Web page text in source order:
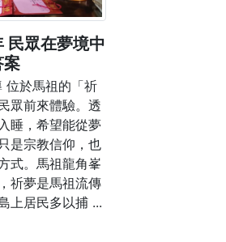
民眾在夢境中
案
位於馬祖的「祈
眾前來體驗。透
睡，希望能從夢
是宗教信仰，也
式。馬祖龍角峯
祈夢是馬祖流傳
上居民多以捕 ...